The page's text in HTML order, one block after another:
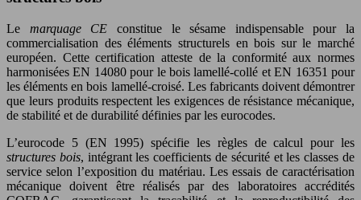
Le marquage CE constitue le sésame indispensable pour la
commercialisation des éléments structurels en bois sur le marché
européen. Cette certification atteste de la conformité aux normes
harmonisées EN 14080 pour le bois lamellé-collé et EN 16351 pour
les éléments en bois lamellé-croisé. Les fabricants doivent démontrer
que leurs produits respectent les exigences de résistance mécanique,
de stabilité et de durabilité définies par les eurocodes.
L’eurocode 5 (EN 1995) spécifie les règles de calcul pour les
structures bois, intégrant les coefficients de sécurité et les classes de
service selon l’exposition du matériau. Les essais de caractérisation
mécanique doivent être réalisés par des laboratoires accrédités